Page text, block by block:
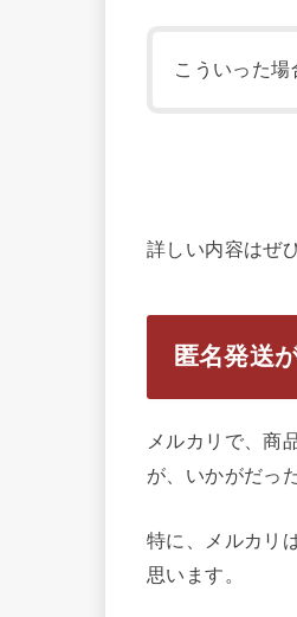
こういった場
詳しい内容はぜ
匿名発送
メルカリで、商
が、いかがだっ
特に、メルカリ
思います。